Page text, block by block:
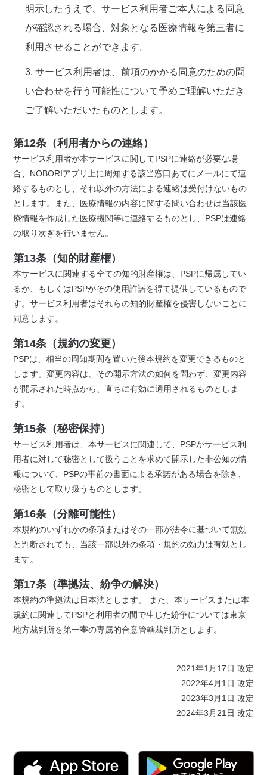
明示したうえで、サービス利用者ご本人による同意
が確認される場合、対象となる医療情報を第三者に
利用させることができます。
3. サービス利用者は、前項のかかる同意のための問
い合わせを行う可能性について予めご理解いただき
ご了解いただいたものとします。
第12条（利用者からの連絡）
サービス利用者が本サービスに関してPSPに連絡が必要な場
合、NOBORIアプリ上に周知する該当窓口あてにメールにて連
絡するものとし、それ以外の方法による連絡は受付けないもの
とします。また、医療情報の内容に関する問い合わせは当該医
療情報を作成した医療機関等に連絡するものとし、PSPは連絡
の取り次ぎを行いません。
第13条（知的財産権）
本サービスに関連する全ての知的財産権は、PSPに帰属してい
るか、もしくはPSPがその使用許諾を得て提供しているもので
す。サービス利用者はそれらの知的財産権を侵害しないことに
同意します。
第14条（規約の変更）
PSPは、相当の周知期間を置いた後本規約を変更できるものと
します。変更内容は、その開示方法の如何を問わず、変更内容
が開示された時点から、直ちに有効に適用されるものとしま
す。
第15条（秘密保持）
サービス利用者は、本サービスに関連して、PSPがサービス利
用者に対して秘密として扱うことを求めて開示した非公知の情
報について、PSPの事前の書面による承諾がある場合を除き、
秘密として取り扱うものとします。
第16条（分離可能性）
本規約のいずれかの条項またはその一部が法令に基づいて無効
と判断されても、当該一部以外の条項・規約の効力は有効とし
ます。
第17条（準拠法、紛争の解決）
本規約の準拠法は日本法とします。 また、本サービスまたは本
規約に関連してPSPと利用者の間で生じた紛争については東京
地方裁判所を第一審の専属的合意管轄裁判所とします。
2021年1月17日 改定
2022年4月1日 改定
2023年3月1日 改定
2024年3月21日 改定